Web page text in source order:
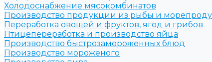
Холодоснабжение мясокомбинатов
Производство продукции из рыбы и
Переработка овощей и фруктов, ягод и грибов
Птицепереработка и производство яйца
Производство быстрозамороженных блюд
Производство мороженого